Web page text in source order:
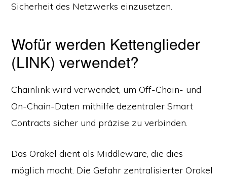
Sicherheit des Netzwerks einzusetzen.
Wofür werden Kettenglieder
(LINK) verwendet?
Chainlink wird verwendet, um Off-Chain- und
On-Chain-Daten mithilfe dezentraler Smart
Contracts sicher und präzise zu verbinden.
Das Orakel dient als Middleware, die dies
möglich macht. Die Gefahr zentralisierter Orakel